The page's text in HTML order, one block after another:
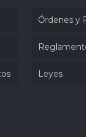
Órdenes y
Leyes